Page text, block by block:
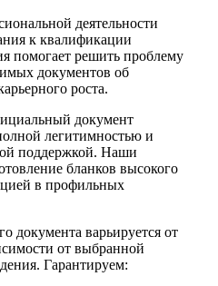
деятельности
к квалификации
помогает решить проблему
документов об
роста.
документ
легитимностью и
поддержкой. Наши
бланков высокого
в профильных
документа варьируется от
от выбранной
Гарантируем: